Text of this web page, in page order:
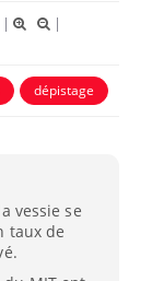
|
|
dépistage
vessie se
taux de